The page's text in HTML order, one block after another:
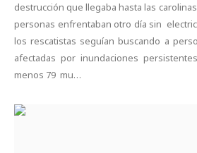
destrucción que llegaba hasta las
personas enfrentaban otro día sin
los rescatistas seguían buscando a
afectadas por inundaciones
menos 79 mu…